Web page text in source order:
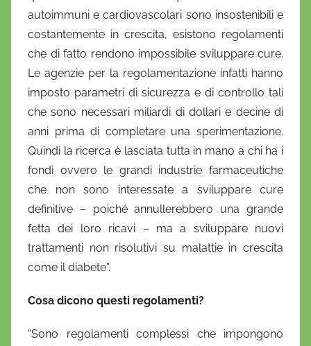
autoimmuni e cardiovascolari sono insostenibili e
costantemente in crescita, esistono regolamenti
che di fatto rendono impossibile sviluppare cure.
Le agenzie per la regolamentazione infatti hanno
imposto parametri di sicurezza e di controllo tali
che sono necessari miliardi di dollari e decine di
anni prima di completare una sperimentazione.
Quindi la ricerca è lasciata tutta in mano a chi ha i
fondi ovvero le grandi industrie farmaceutiche
che non sono interessate a sviluppare cure
definitive – poiché annullerebbero una grande
fetta dei loro ricavi – ma a sviluppare nuovi
trattamenti non risolutivi su malattie in crescita
come il diabete”.
Cosa dicono questi regolamenti?
“Sono regolamenti complessi che impongono